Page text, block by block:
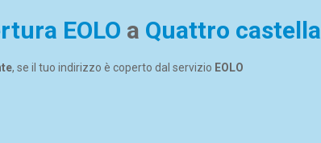
EOLO a Quattro castella
, se il tuo indirizzo è coperto dal servizio EOLO